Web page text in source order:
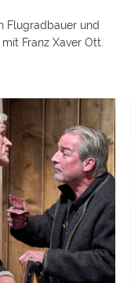
Flugradbauer und
Franz Xaver Ott.